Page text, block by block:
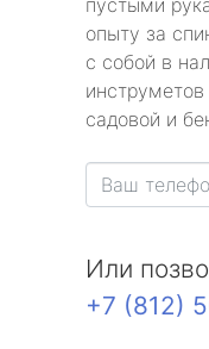
пустыми
опыту за
с собой в
садовой и
Или
+7 (812)